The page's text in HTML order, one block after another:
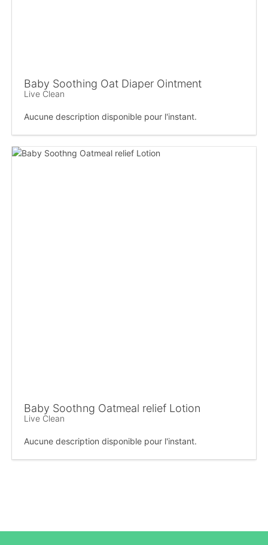
Baby Soothing Oat Diaper Ointment
Live Clean
Aucune description disponible pour l'instant.
Baby Soothng Oatmeal relief Lotion
Live Clean
Aucune description disponible pour l'instant.